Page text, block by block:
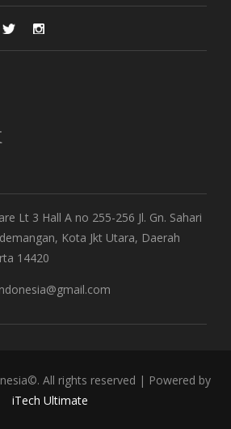
Lt 3 Hall A no 255-256 Jl. Gn. Sahari
Kota Jkt Utara, Daerah
14420
All rights reserved | Powered by
iTech Ultimate